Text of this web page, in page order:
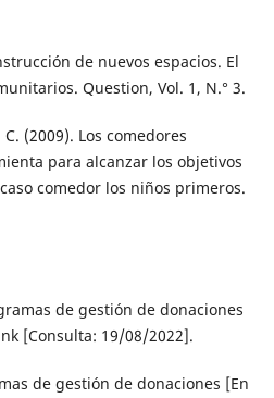
de nuevos espacios. El
Question, Vol. 1, N.° 3.
(2009). Los comedores
para alcanzar los objetivos
comedor los niños primeros.
de gestión de donaciones
[Consulta: 19/08/2022].
de gestión de donaciones [En